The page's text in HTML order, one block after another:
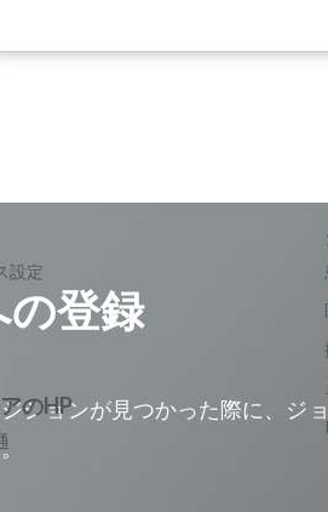
登録
ションが見つかった際に、ジ
設定